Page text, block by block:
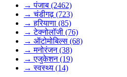
→ पंजाब (2462)
→ चंडीगढ़ (723)
→ हरियाणा (85)
→ टेक्नोलॉजी (76)
→ ऑटोमोबिल्स (68)
→ मनोरंजन (38)
→ एजुकेशन (19)
→ स्वस्थ्य (14)